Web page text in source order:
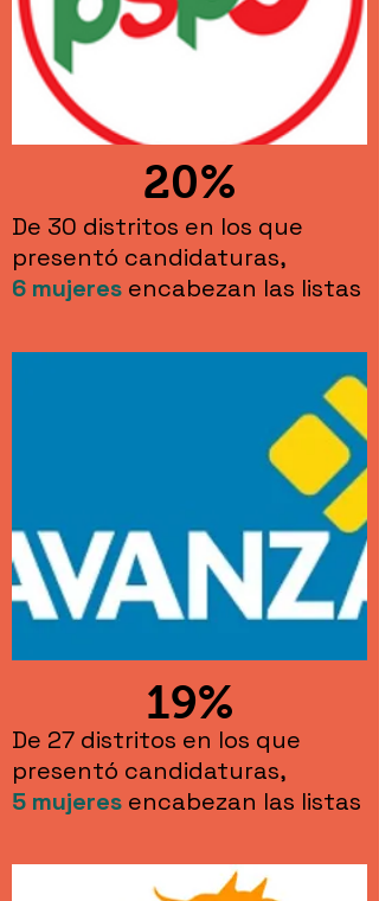
20%
De 30 distritos en los que
presentó candidaturas,
6 mujeres encabezan las listas
19%
De 27 distritos en los que
presentó candidaturas,
5 mujeres encabezan las listas